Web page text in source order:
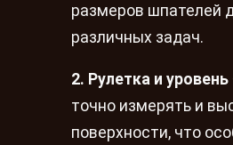
размеров шпателей
различных задач.
2. Рулетка и уровень
точно измерять и
поверхности, что